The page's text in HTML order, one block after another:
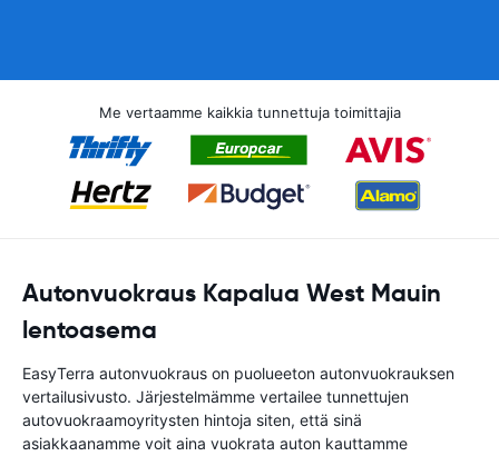
Me vertaamme kaikkia tunnettuja toimittajia
Autonvuokraus Kapalua West Mauin
lentoasema
EasyTerra autonvuokraus on puolueeton autonvuokrauksen
vertailusivusto. Järjestelmämme vertailee tunnettujen
autovuokraamoyritysten hintoja siten, että sinä
asiakkaanamme voit aina vuokrata auton kauttamme